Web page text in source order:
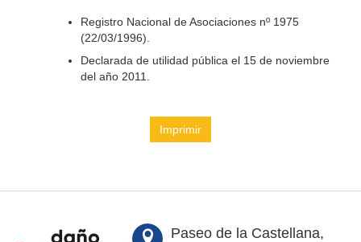
Registro Nacional de Asociaciones nº 1975
(22/03/1996).
Declarada de utilidad pública el 15 de noviembre
del año 2011.
Imprimir
Paseo de la Castellana,